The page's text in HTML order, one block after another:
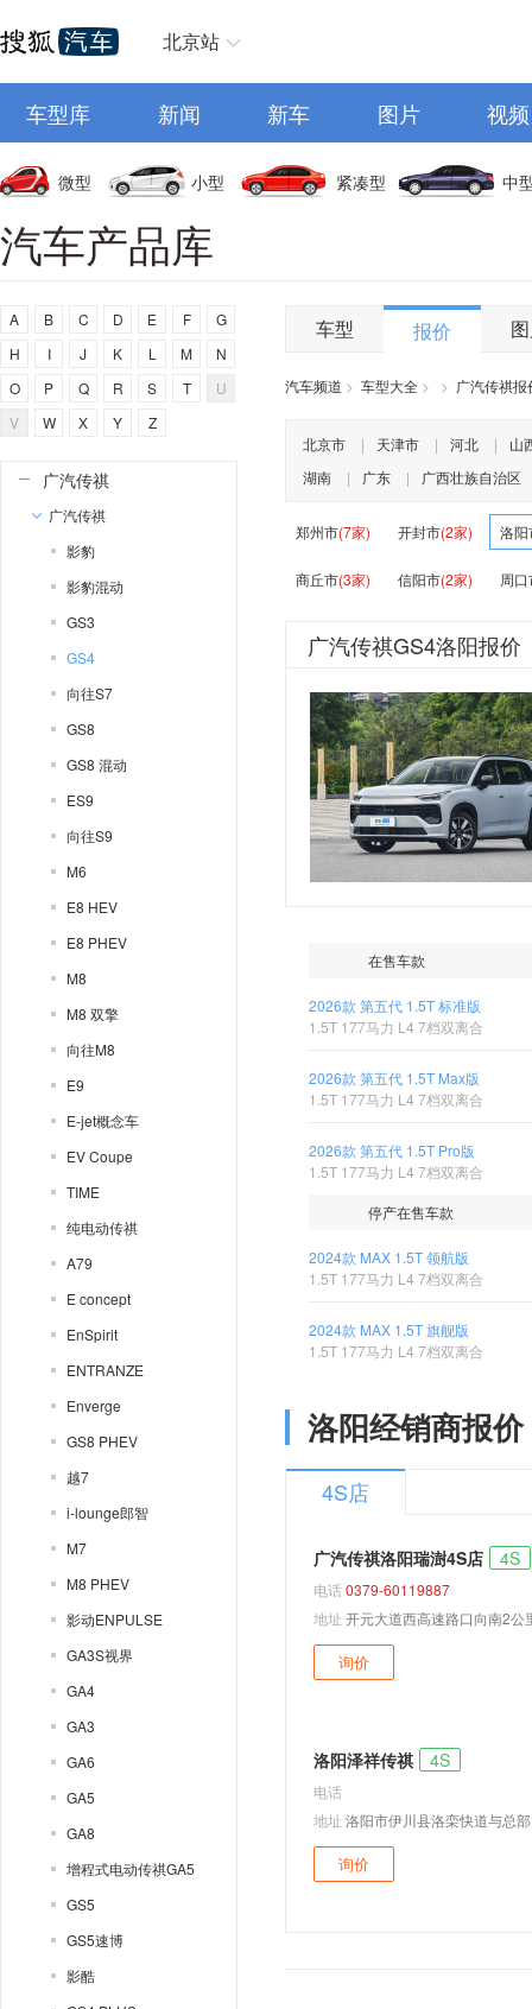
北京站
车型库 新闻 新车 图片 视频
微型 小型 紧凑型 中
汽车产品库
A B C D E F
G
H
I J K L M
N
O
P Q R S T
U
V
W X Y Z
E
东风奕派
F
丰田
方程豹
福田
飞凡汽车
飞碟汽车
广汽传祺
广汽传祺
影豹
影豹混动
GS3
GS4
向往S7
GS8
GS8 混动
ES9
向往S9
M6
E8 HEV
E8 PHEV
M8
M8 双擎
向往M8
E9
E-jet概念车
EV Coupe
TIME
纯电动传祺
A79
E concept
EnSpirit
ENTRANZE
Enverge
GS8 PHEV
越7
i-lounge郎智
M7
M8 PHEV
影动ENPULSE
GA3S视界
GA4
GA3
GA6
GA5
GA8
增程式电动传祺GA5
GS5
GS5速博
影酷
车型 报价
汽车频道 > 车型大全 > > 广汽传祺报
北京市 | 天津市 | 河北 |
山
湖南
| 广东 | 广西壮族自治区
郑州市(7家) 开封市(2家) 洛阳
商丘市(3家) 信阳市(2家) 周
广汽传祺GS4洛阳报价
在售车款
2026款 第五代 1.5T 标准版
1.5T 177马力 L4 7档双离合
2026款 第五代 1.5T Max版
1.5T 177马力 L4 7档双离合
2026款 第五代 1.5T Pro版
1.5T 177马力 L4 7档双离合
停产在售车款
2024款 MAX 1.5T 领航版
1.5T 177马力 L4 7档双离合
2024款 MAX 1.5T 旗舰版
1.5T 177马力 L4 7档双离合
洛阳经销商报价
4S店
广汽传祺洛阳瑞澍4S店 4S
电话0379-60119887
地址 开元大道西高速路口向南2公
询价
洛阳泽祥传祺 4S
电话
地址 洛阳市伊川县洛栾快道与总
询价